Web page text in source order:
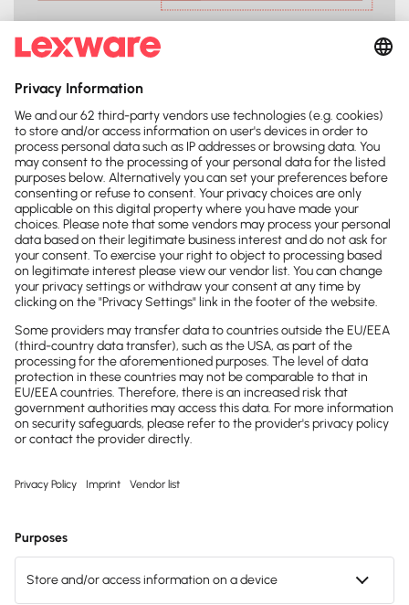
für den Angebotspreis einzelner Kostenträger
ermittelt werden. Somit ist die Teilkostenrechnung
eine wichtige Grundlage fürkurzfristige
Entscheidungen in Bezug auf die Preispolitik.
Die Teilkostenrechnung lässt die Fixkosten komplett
außer Acht. Um langfristig erfolgreich zu sein, muss ein
Unternehmen jedoch seine Gesamtkosten decken
können. Für mittel- und langfristige Entscheidungen
reicht die Betrachtung der variablen Kostenanteile
nicht aus. Zur Bestimmung der langfristigen
Preisuntergrenze müssen die Selbstkosten
herangezogen werden.
Selbstkosten und
